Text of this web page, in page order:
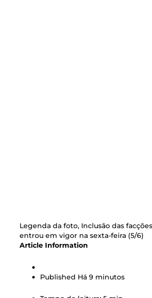
Legenda da foto, Inclusão das
entrou em vigor na sexta-feira (5/6)
Article Information
Published Há 9 minutos